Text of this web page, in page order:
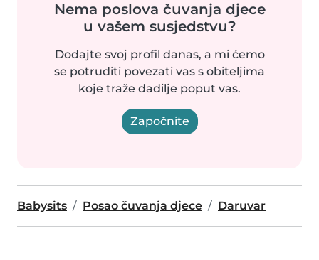
Nema poslova čuvanja djece
u vašem susjedstvu?
Dodajte svoj profil danas, a mi ćemo
se potruditi povezati vas s obiteljima
koje traže dadilje poput vas.
Započnite
Babysits Posao čuvanja djece Daruvar